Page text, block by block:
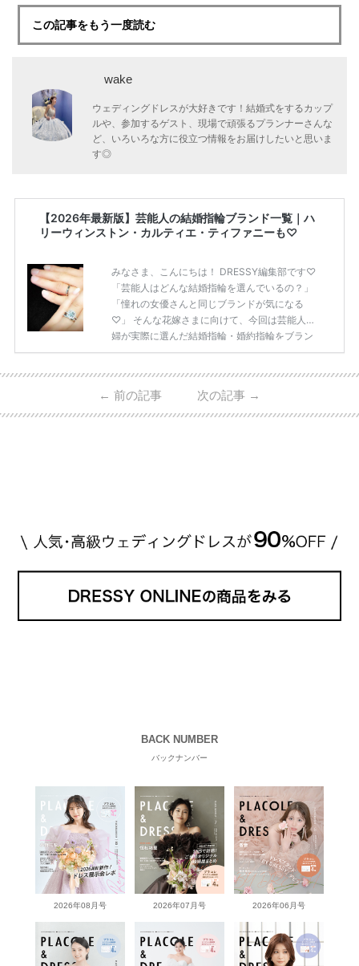
この記事をもう一度読む
wake
ウェディングドレスが大好きです！結婚式をするカップ
ルや、参加するゲスト、現場で頑張るプランナーさんな
ど、いろいろな方に役立つ情報をお届けしたいと思いま
す◎
【2026年最新版】芸能人の結婚指輪ブランド一覧｜ハ
リーウィンストン・カルティエ・ティファニーも♡
みなさま、こんにちは！ DRESSY編集部です♡
「芸能人はどんな結婚指輪を選んでいるの？」
「憧れの女優さんと同じブランドが気になる
♡」 そんな花嫁さまに向けて、今回は芸能人夫
婦が実際に選んだ結婚指輪・婚約指輪をブラン
ド別にまとめました！ ハリーウィンストンやカ
人気のブランドまで幅広くご紹介。 さらに、 ・
愛用している芸能人夫婦 ・リングの特徴や魅力
← 前の記事 次の記事 →
BACK NUMBER
バックナンバー
2026年08月号 2026年07月号 2026年06月号